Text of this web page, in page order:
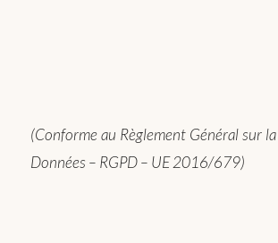
(Conforme au Règlement Général sur
Données – RGPD – UE 2016/679)